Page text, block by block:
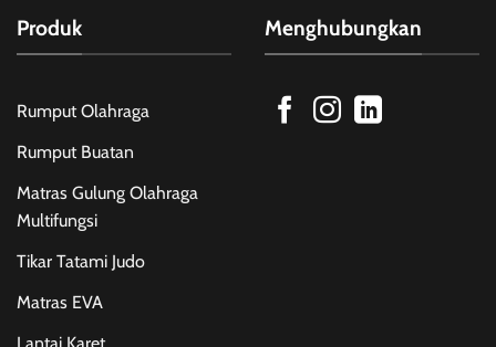
Produk
Rumput Olahraga
Rumput Buatan
Matras Gulung Olahraga
Multifungsi
Tikar Tatami Judo
Matras EVA
Menghubungkan